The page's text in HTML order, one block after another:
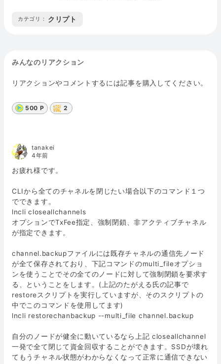
カテゴリ : クリプト
みんなのリアクション
リアクションやコメントするには記事を購入してください。
500 P 2
tanakei
4年前
お疲れ様です。
CLIから全てのチャネルを閉じたい場合以下のコマンド１つ
でできます。
lncli closeallchannels
オプションでTxFee指定、強制閉鎖、非アクティブチャネル
が指定できます。
channel.backupファイルには既存チャネルの通信先ノード
が全て保存されており、下記コマンドのmulti_fileオプショ
ンを使うことでその全てのノードに対して強制閉鎖を要求す
る、ということをします。(上記のたがえる氏の記事で
restoreスクリプトを実行していますが、そのスクリプトの
中でこのコマンドを使用してます)
lncli restorechanbackup --multi_file channel.backup
自分のノードが健全に動いているなら上記 closeallchannel
一発で全て閉じて資金回収することができます。SSDが壊れ
てもうチャネル状態がわからなくなって正常に通信できない